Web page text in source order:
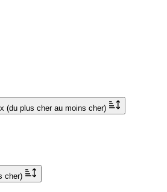
(du plus cher au moins cher)
cher)